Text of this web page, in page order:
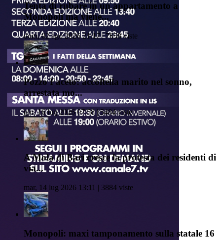
Tenta di rubare in un appartamento a
Monopoli ma viene...
dom, 02 ago 2026 21:17 | 7658 viste
Pozzo Faceto: accoltella marito nel sonno,
arrestata mo...
gio, 16 lug 2026 07:58 | 5484 viste
A Mola di Bari cresce la protesta dei residenti di
via...
mar, 14 lug 2026 13:11 | 3884 viste
Monopoli: maxi tamponamento sulla statale 16